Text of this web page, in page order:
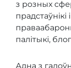
з розных
палітыкі,
Адна з